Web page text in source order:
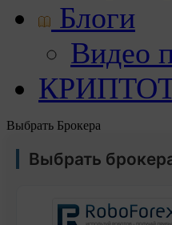
Блоги
Видео
Выбрать Брокера
Выбрать